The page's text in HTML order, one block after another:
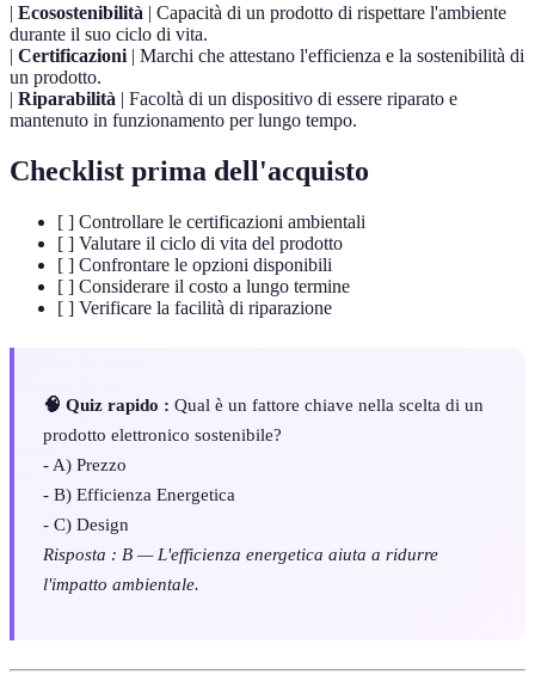
| Ecosostenibilità | Capacità di un prodotto di rispettare l'ambiente
durante il suo ciclo di vita.
| Certificazioni | Marchi che attestano l'efficienza e la sostenibilità di
un prodotto.
| Riparabilità | Facoltà di un dispositivo di essere riparato e
mantenuto in funzionamento per lungo tempo.
Checklist prima dell'acquisto
[ ] Controllare le certificazioni ambientali
[ ] Valutare il ciclo di vita del prodotto
[ ] Confrontare le opzioni disponibili
[ ] Considerare il costo a lungo termine
[ ] Verificare la facilità di riparazione
🧠 Quiz rapido : Qual è un fattore chiave nella scelta di un
prodotto elettronico sostenibile?
- A) Prezzo
- B) Efficienza Energetica
- C) Design
Risposta : B — L'efficienza energetica aiuta a ridurre
l'impatto ambientale.